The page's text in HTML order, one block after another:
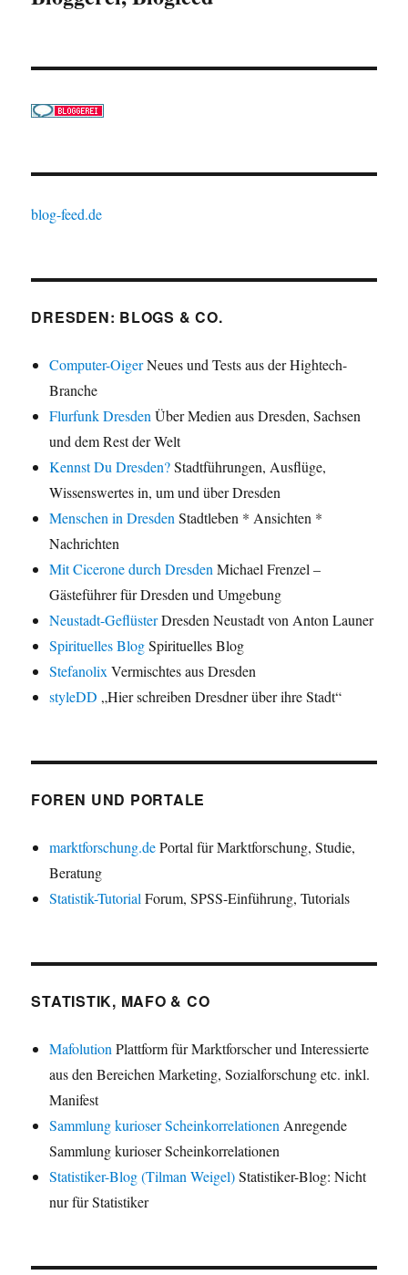
blog-feed.de
DRESDEN: BLOGS & CO.
Computer-OigerNeues und Tests aus der Hightech-
Branche
Flurfunk Dresden Über Medien aus Dresden, Sachsen
und dem Rest der Welt
Kennst Du Dresden?Stadtführungen, Ausflüge,
Wissenswertes in, um und über Dresden
Menschen in Dresden Stadtleben * Ansichten *
Nachrichten
Mit Cicerone durch Dresden Michael Frenzel –
Gästeführer für Dresden und Umgebung
Neustadt-GeflüsterDresden Neustadt von Anton Launer
Spirituelles BlogSpirituelles Blog
Stefanolix Vermischtes aus Dresden
styleDD „Hier schreiben Dresdner über ihre Stadt“
FOREN UND PORTALE
marktforschung.dePortal für Marktforschung, Studie,
Beratung
Statistik-Tutorial Forum, SPSS-Einführung, Tutorials
STATISTIK, MAFO & CO
Mafolution Plattform für Marktforscher und Interessierte
aus den Bereichen Marketing, Sozialforschung etc. inkl.
Manifest
Sammlung kurioser Scheinkorrelationen Anregende
Sammlung kurioser Scheinkorrelationen
Statistiker-Blog (Tilman Weigel)Statistiker-Blog: Nicht
nur für Statistiker